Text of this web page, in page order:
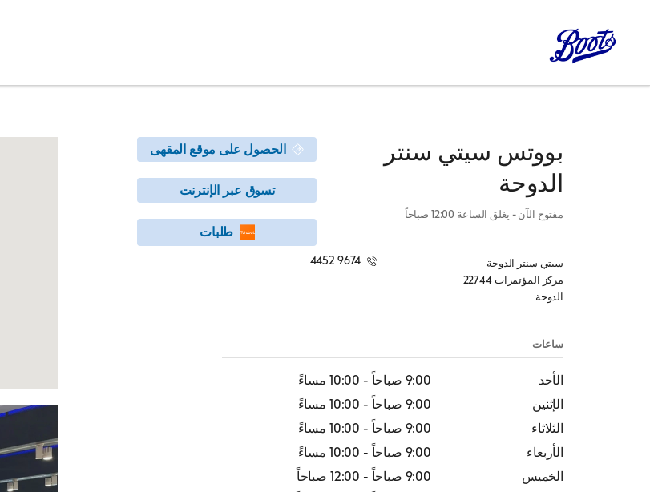
بووتس سيتي سنتر
الدوحة
مفتوح الآن - يغلق الساعة 12:00 صباحاً
الحصول على موقع المقهى
تسوق عبر الإنترنت
طلبات
سيتي سنتر الدوحة
مركز المؤتمرات 22744
الدوحة
4452 9674
ساعات
الأحد 9:00 صباحاً - 10:00 مساءً
الإثنين
9:00 صباحاً - 10:00 مساءً
الثلاثاء
9:00 صباحاً - 10:00 مساءً
الأربعاء
9:00 صباحاً - 10:00 مساءً
الخميس
9:00 صباحاً - 12:00 صباحاً